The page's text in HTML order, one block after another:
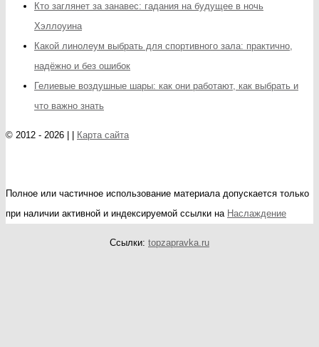
Кто заглянет за занавес: гадания на будущее в ночь
Хэллоуина
Какой линолеум выбрать для спортивного зала: практично,
надёжно и без ошибок
Гелиевые воздушные шары: как они работают, как выбрать и
что важно знать
© 2012 - 2026 | | Карта сайта
Полное или частичное использование материала допускается только
при наличии активной и индексируемой ссылки на Наслаждение
Ссылки: topzapravka.ru